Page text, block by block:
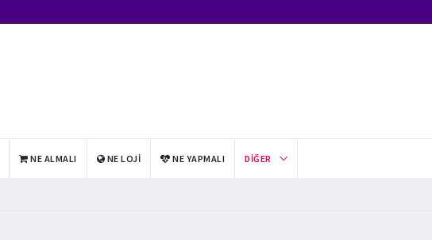
NE ALMALI NE LOJI NE YAPMALI DIĞER